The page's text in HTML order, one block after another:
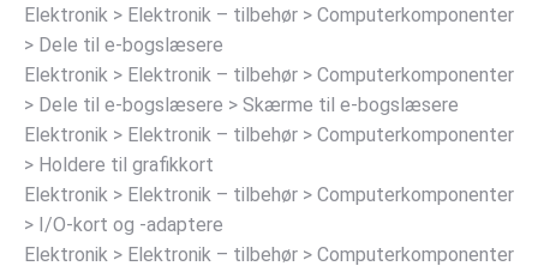
Elektronik > Elektronik – tilbehør > Computerkomponenter
> Dele til e-bogslæsere
Elektronik > Elektronik – tilbehør > Computerkomponenter
> Dele til e-bogslæsere > Skærme til e-bogslæsere
Elektronik > Elektronik – tilbehør > Computerkomponenter
> Holdere til grafikkort
Elektronik > Elektronik – tilbehør > Computerkomponenter
> I/O-kort og -adaptere
Elektronik > Elektronik – tilbehør > Computerkomponenter